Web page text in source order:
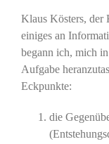
Klaus Kösters, der
einiges an
begann ich, mich
Aufgabe
Eckpunkte:
die